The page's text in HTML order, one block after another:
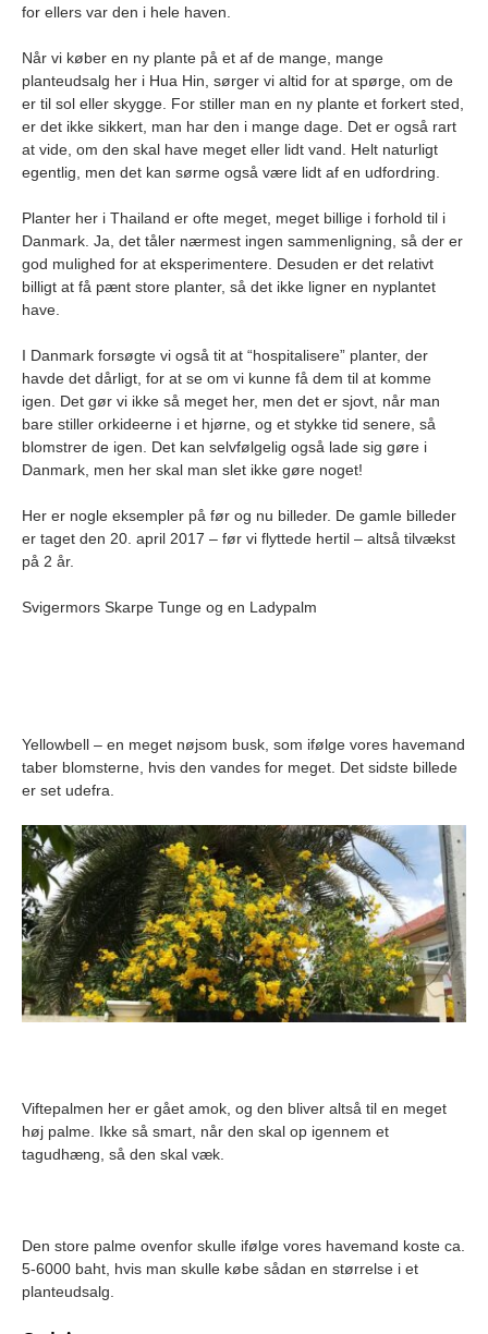
for ellers var den i hele haven.
Når vi køber en ny plante på et af de mange, mange
planteudsalg her i Hua Hin, sørger vi altid for at spørge, om de
er til sol eller skygge. For stiller man en ny plante et forkert sted,
er det ikke sikkert, man har den i mange dage. Det er også rart
at vide, om den skal have meget eller lidt vand. Helt naturligt
egentlig, men det kan sørme også være lidt af en udfordring.
Planter her i Thailand er ofte meget, meget billige i forhold til i
Danmark. Ja, det tåler nærmest ingen sammenligning, så der er
god mulighed for at eksperimentere. Desuden er det relativt
billigt at få pænt store planter, så det ikke ligner en nyplantet
have.
I Danmark forsøgte vi også tit at “hospitalisere” planter, der
havde det dårligt, for at se om vi kunne få dem til at komme
igen. Det gør vi ikke så meget her, men det er sjovt, når man
bare stiller orkideerne i et hjørne, og et stykke tid senere, så
blomstrer de igen. Det kan selvfølgelig også lade sig gøre i
Danmark, men her skal man slet ikke gøre noget!
Her er nogle eksempler på før og nu billeder. De gamle billeder
er taget den 20. april 2017 – før vi flyttede hertil – altså tilvækst
på 2 år.
Svigermors Skarpe Tunge og en Ladypalm
Yellowbell – en meget nøjsom busk, som ifølge vores havemand
taber blomsterne, hvis den vandes for meget. Det sidste billede
er set udefra.
Viftepalmen her er gået amok, og den bliver altså til en meget
høj palme. Ikke så smart, når den skal op igennem et
tagudhæng, så den skal væk.
Den store palme ovenfor skulle ifølge vores havemand koste ca.
5-6000 baht, hvis man skulle købe sådan en størrelse i et
planteudsalg.